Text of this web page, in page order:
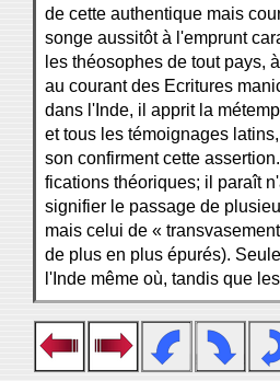
de cette authentique mais
songe aussitôt à l'emprunt
les théosophes de tout pays,
au courant des Ecritures
dans l'Inde, il apprit la
et tous les témoignages
son confirment cette
fications théoriques; il paraît
signifier le passage de
mais celui de «
de plus en plus épurés).
l'Inde même où, tandis que